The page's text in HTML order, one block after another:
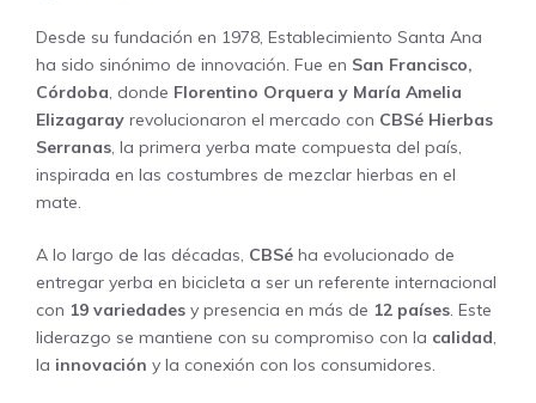
Desde su fundación en 1978, Establecimiento Santa Ana
ha sido sinónimo de innovación. Fue en San Francisco,
Córdoba, donde Florentino Orquera y María Amelia
Elizagaray revolucionaron el mercado con CBSé Hierbas
Serranas, la primera yerba mate compuesta del país,
inspirada en las costumbres de mezclar hierbas en el
mate.
A lo largo de las décadas, CBSé ha evolucionado de
entregar yerba en bicicleta a ser un referente internacional
con 19 variedades y presencia en más de 12 países. Este
liderazgo se mantiene con su compromiso con la calidad,
la innovación y la conexión con los consumidores.